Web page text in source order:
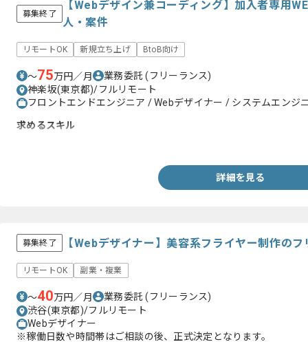
募集終了
【Webデザイン兼コーディング】加入者専用
人・案件
リモートOK 新規立ち上げ BtoB向け
〜75万円／月 業務委託(フリーランス)
神楽坂(東京都)/フルリモート
フロントエンドエンジニア / Webデザイナー / システムエンジ
求めるスキル
詳細を見る
募集終了 【Webデザイナー】美容系フライヤー制作の
リモートOK 副業・複業
〜40万円／月 業務委託(フリーランス)
渋谷(東京都)/フルリモート
Webデザイナー
※稼働日数や時間帯はご相談の後、正式決定となります。